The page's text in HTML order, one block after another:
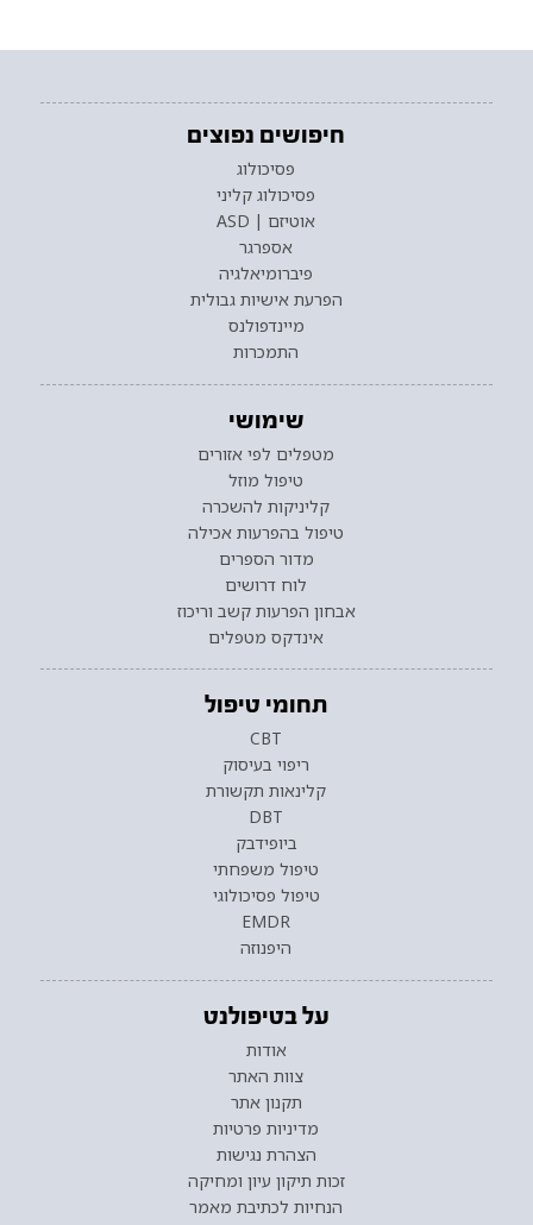
חיפושים נפוצים
פסיכולוג
פסיכולוג קליני
אוטיזם | ASD
אספרגר
פיברומיאלגיה
הפרעת אישיות גבולית
מיינדפולנס
התמכרות
שימושי
מטפלים לפי אזורים
טיפול מוזל
קליניקות להשכרה
טיפול בהפרעות אכילה
מדור הספרים
לוח דרושים
אבחון הפרעות קשב וריכוז
אינדקס מטפלים
תחומי טיפול
CBT
ריפוי בעיסוק
קלינאות תקשורת
DBT
ביופידבק
טיפול משפחתי
טיפול פסיכולוגי
EMDR
היפנוזה
על בטיפולנט
אודות
צוות האתר
תקנון אתר
מדיניות פרטיות
הצהרת נגישות
זכות תיקון עיון ומחיקה
הנחיות לכתיבת מאמר